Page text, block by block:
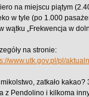
na miejscu piątym
w tyle (po 1.000
wątku „Frekwencja w
na stronie:
www.utk.gov.pl/pl/
mikolstwo, zatkało
z Pendolino i kilkoma